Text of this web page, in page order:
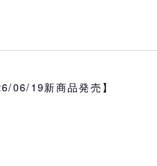
19新商品発売】